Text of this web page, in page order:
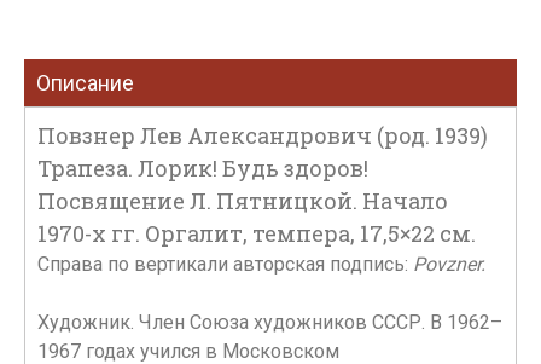
Описание
Повзнер Лев Александрович (род. 1939)
Трапеза. Лорик! Будь здоров!
Посвящение Л. Пятницкой. Начало
1970-х гг. Оргалит, темпера, 17,5×22 см.
Справа по вертикали авторская подпись: Povzner.
Художник. Член Союза художников СССР. В 1962–
1967 годах учился в Московском